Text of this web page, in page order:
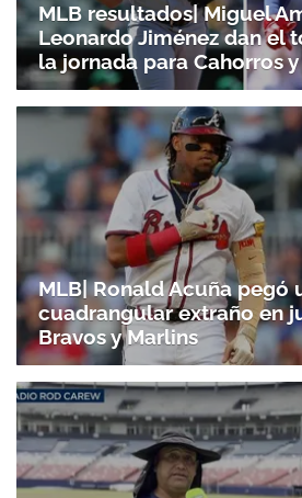
MLB resultados| Miguel
Leonardo Jiménez dan el
la jornada para Cahorros
MLB| Ronald Acuña pegó
cuadrangular extraño en
Bravos y Marlins